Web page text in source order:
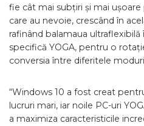
fie cât mai subțiri și mai
care au nevoie, crescând în
rafinând balamaua
specifică YOGA, pentru o
conversia între diferitele
“Windows 10 a fost creat
lucruri mari, iar noile PC-uri
a maximiza caracteristicile